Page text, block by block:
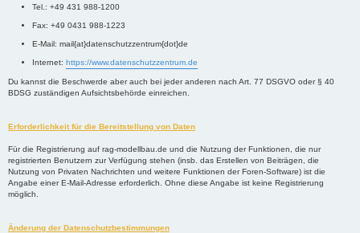
Tel.: +49 431 988-1200
Fax: +49 0431 988-1223
E-Mail: mail{at}datenschutzzentrum{dot}de
Internet: https://www.datenschutzzentrum.de
Du kannst die Beschwerde aber auch bei jeder anderen nach Art. 77 DSGVO oder § 40
BDSG zuständigen Aufsichtsbehörde einreichen.
Erforderlichkeit für die Bereitstellung von Daten
Für die Registrierung auf rag-modellbau.de und die Nutzung der Funktionen, die nur
registrierten Benutzern zur Verfügung stehen (insb. das Erstellen von Beiträgen, die
Nutzung von Privaten Nachrichten und weitere Funktionen der Foren-Software) ist die
Angabe einer E-Mail-Adresse erforderlich. Ohne diese Angabe ist keine Registrierung
möglich.
Änderung der Datenschutzbestimmungen